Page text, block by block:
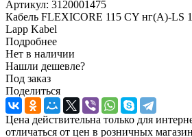
Артикул: 3120001475
Кабель FLEXICORE 115 CY нг(А)-LS
Lapp Kabel
Подробнее
Нет в наличии
Нашли дешевле?
Под заказ
Поделиться
Цена действительна только для
отличаться от цен в розничных